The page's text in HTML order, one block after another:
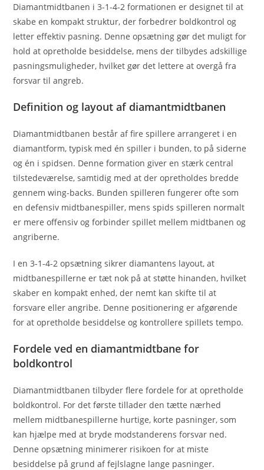
Diamantmidtbanen i 3-1-4-2 formationen er designet til at
skabe en kompakt struktur, der forbedrer boldkontrol og
letter effektiv pasning. Denne opsætning gør det muligt for
hold at opretholde besiddelse, mens der tilbydes adskillige
pasningsmuligheder, hvilket gør det lettere at overgå fra
forsvar til angreb.
Definition og layout af diamantmidtbanen
Diamantmidtbanen består af fire spillere arrangeret i en
diamantform, typisk med én spiller i bunden, to på siderne
og én i spidsen. Denne formation giver en stærk central
tilstedeværelse, samtidig med at der opretholdes bredde
gennem wing-backs. Bunden spilleren fungerer ofte som
en defensiv midtbanespiller, mens spids spilleren normalt
er mere offensiv og forbinder spillet mellem midtbanen og
angriberne.
I en 3-1-4-2 opsætning sikrer diamantens layout, at
midtbanespillerne er tæt nok på at støtte hinanden, hvilket
skaber en kompakt enhed, der nemt kan skifte til at
forsvare eller angribe. Denne positionering er afgørende
for at opretholde besiddelse og kontrollere spillets tempo.
Fordele ved en diamantmidtbane for
boldkontrol
Diamantmidtbanen tilbyder flere fordele for at opretholde
boldkontrol. For det første tillader den tætte nærhed
mellem midtbanespillerne hurtige, korte pasninger, som
kan hjælpe med at bryde modstanderens forsvar ned.
Denne opsætning minimerer risikoen for at miste
besiddelse på grund af fejlslagne lange pasninger.